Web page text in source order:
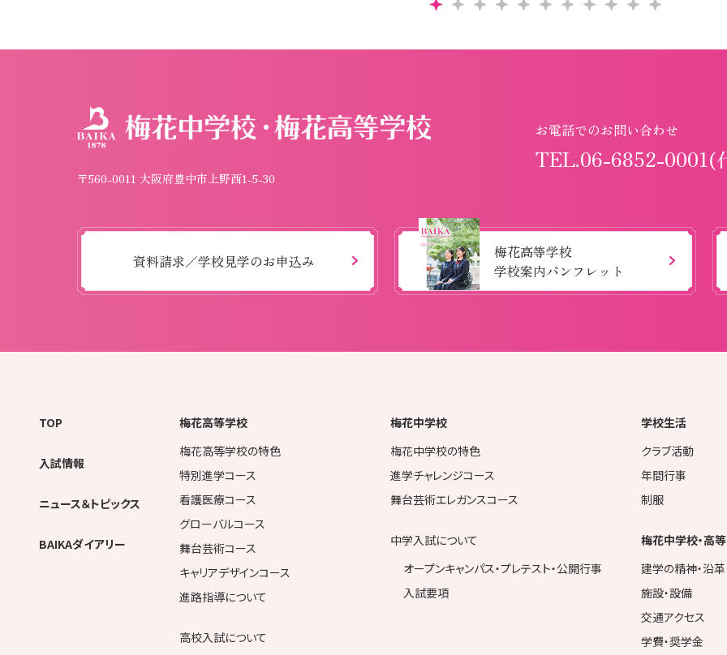
〒560-0011 大阪府豊中市上野西1-5-30
お電話でのお問い合わせ
TEL.06-6852-0001(
資料請求／学校見学のお申込み
梅花高等学校
学校案内パンフレット
TOP
入試情報
ニュース＆トピックス
BAIKAダイアリー
梅花高等学校
梅花高等学校の特色
特別進学コース
看護医療コース
グローバルコース
舞台芸術コース
キャリアデザインコース
進路指導について
高校入試について
梅花中学校
梅花中学校の特色
進学チャレンジコース
舞台芸術エレガンスコース
中学入試について
オープンキャンパス・プレテスト・公開行事
入試要項
学校生活
クラブ活動
年間行事
制服
梅花中学校・高
建学の精神・沿革
施設・設備
交通アクセス
学費・奨学金